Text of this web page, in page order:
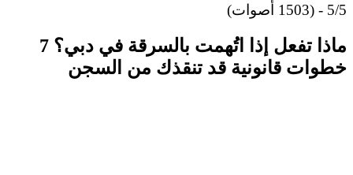
5/5 - (1503 أصوات)
ماذا تفعل إذا اتُهمت بالسرقة في دبي؟ 7
خطوات قانونية قد تنقذك من السجن